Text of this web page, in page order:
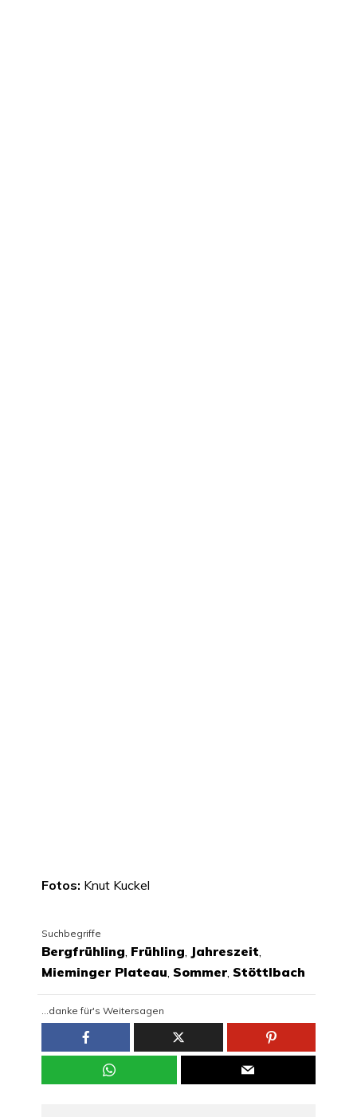
Fotos: Knut Kuckel
Suchbegriffe
Bergfrühling, Frühling, Jahreszeit,
Mieminger Plateau, Sommer, Stöttlbach
...danke für's Weitersagen